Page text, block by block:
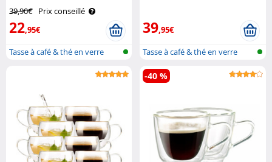
39,90€ Prix conseillé
22,95€
Tasse à café & thé en verre
39,95€
Tasse à café & thé en verre
double ..
-40 %